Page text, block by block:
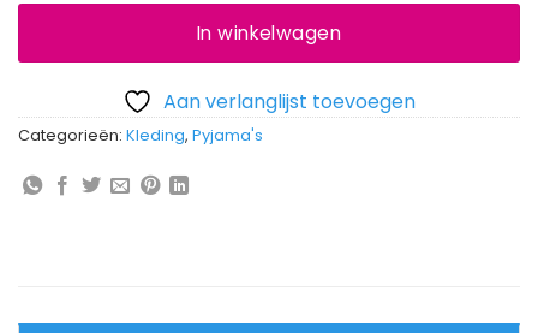
In winkelwagen
Aan verlanglijst toevoegen
Categorieën: Kleding, Pyjama's